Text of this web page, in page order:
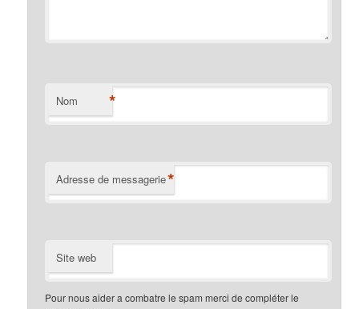
Nom *
Adresse de messagerie*
Site web
Pour nous aider a combatre le spam merci de compléter le